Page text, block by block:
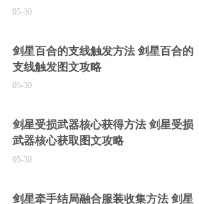
05-30
剑星百合的支线触发方法 剑星百合的
支线触发图文攻略
05-30
剑星受损武器核心获得方法 剑星受损
武器核心获取图文攻略
05-30
剑星牵手结局融合服装收集方法 剑星